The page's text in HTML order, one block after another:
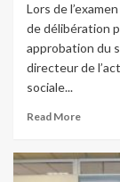
Lors de
de délibération
approbation du
directeur de
sociale...
Read More